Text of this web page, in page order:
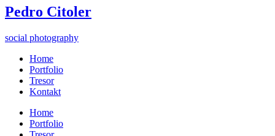
Zum
Inhalt
Pedro Citoler
social photography
Home
Portfolio
Tresor
Kontakt
Home
Portfolio